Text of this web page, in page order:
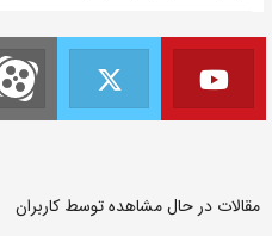
مقالات در حال مشاهده توسط کاربران